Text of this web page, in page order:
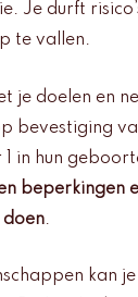
Je durft
te vallen.
je doelen en
bevestiging
1 in hun
beperkingen
doen.
kan je